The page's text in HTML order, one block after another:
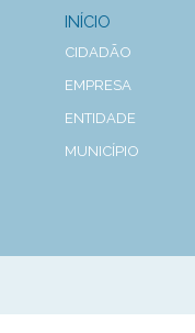
INÍCIO
CIDADÃO
EMPRESA
ENTIDADE
MUNICÍPIO